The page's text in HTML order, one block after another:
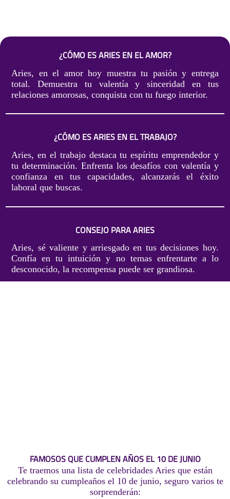
¿CÓMO ES ARIES EN EL AMOR?
Aries, en el amor hoy muestra tu pasión y entrega
total. Demuestra tu valentía y sinceridad en tus
relaciones amorosas, conquista con tu fuego interior.
¿CÓMO ES ARIES EN EL TRABAJO?
Aries, en el trabajo destaca tu espíritu emprendedor y
tu determinación. Enfrenta los desafíos con valentía y
confianza en tus capacidades, alcanzarás el éxito
laboral que buscas.
CONSEJO PARA ARIES
Aries, sé valiente y arriesgado en tus decisiones hoy.
Confía en tu intuición y no temas enfrentarte a lo
desconocido, la recompensa puede ser grandiosa.
FAMOSOS QUE CUMPLEN AÑOS EL 10 DE JUNIO
Te traemos una lista de celebridades Aries que están
celebrando su cumpleaños el 10 de junio, seguro varios te
sorprenderán: